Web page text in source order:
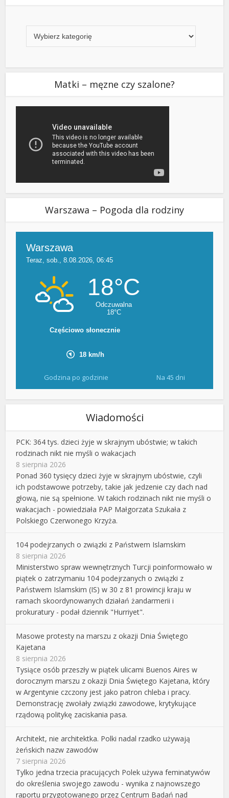
Matki – męzne czy szalone?
Warszawa – Pogoda dla rodziny
Godzina po godzinie Na 45 dni
Wiadomości
PCK: 364 tys. dzieci żyje w skrajnym ubóstwie; w takich
rodzinach nikt nie myśli o wakacjach
8 sierpnia 2026
Ponad 360 tysięcy dzieci żyje w skrajnym ubóstwie, czyli
ich podstawowe potrzeby, takie jak jedzenie czy dach nad
głową, nie są spełnione. W takich rodzinach nikt nie myśli o
wakacjach - powiedziała PAP Małgorzata Szukała z
Polskiego Czerwonego Krzyża.
104 podejrzanych o związki z Państwem Islamskim
8 sierpnia 2026
Ministerstwo spraw wewnętrznych Turcji poinformowało w
piątek o zatrzymaniu 104 podejrzanych o związki z
Państwem Islamskim (IS) w 30 z 81 prowincji kraju w
ramach skoordynowanych działań żandarmerii i
prokuratury - podał dziennik "Hurriyet".
Masowe protesty na marszu z okazji Dnia Świętego
Kajetana
8 sierpnia 2026
Tysiące osób przeszły w piątek ulicami Buenos Aires w
dorocznym marszu z okazji Dnia Świętego Kajetana, który
w Argentynie czczony jest jako patron chleba i pracy.
Demonstrację zwołały związki zawodowe, krytykujące
rządową politykę zaciskania pasa.
Architekt, nie architektka. Polki nadal rzadko używają
żeńskich nazw zawodów
7 sierpnia 2026
Tylko jedna trzecia pracujących Polek używa feminatywów
do określenia swojego zawodu - wynika z najnowszego
raportu przygotowanego przez Centrum Badań nad